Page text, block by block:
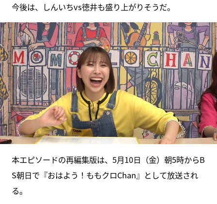
今後は、しんいちvs徳井も盛り上がりそうだ。
本エピソードの再編集版は、5月10日（金）朝5時からB
S朝日で『おはよう！ももクロChan』として放送され
る。